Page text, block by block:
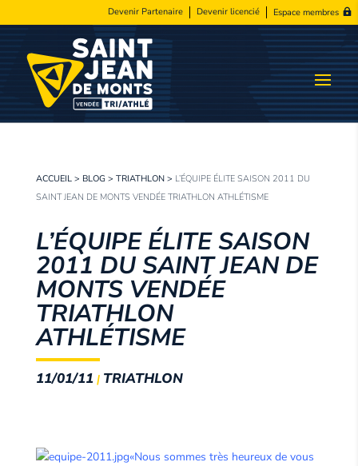
Devenir Partenaire Devenir licencié Espace membres
ACCUEIL> BLOG > TRIATHLON> L’ÉQUIPE ÉLITE SAISON 2011 DU
SAINT JEAN DE MONTS VENDÉE TRIATHLON ATHLÉTISME
L’ÉQUIPE ÉLITE SAISON
2011 DU SAINT JEAN DE
MONTS VENDÉE
TRIATHLON
ATHLÉTISME
11/01/11| TRIATHLON
«Nous sommes très heureux de vous